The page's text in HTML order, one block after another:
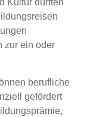
Kultur dürften
zur ein oder
berufliche
gefördert